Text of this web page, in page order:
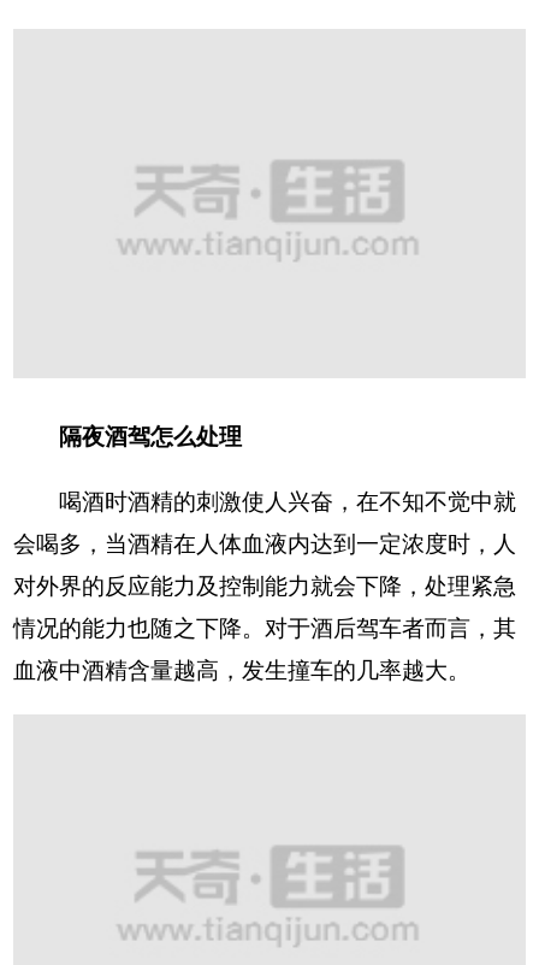
隔夜酒驾怎么处理
喝酒时酒精的刺激使人兴奋，在不知不觉中就
会喝多，当酒精在人体血液内达到一定浓度时，人
对外界的反应能力及控制能力就会下降，处理紧急
情况的能力也随之下降。对于酒后驾车者而言，其
血液中酒精含量越高，发生撞车的几率越大。